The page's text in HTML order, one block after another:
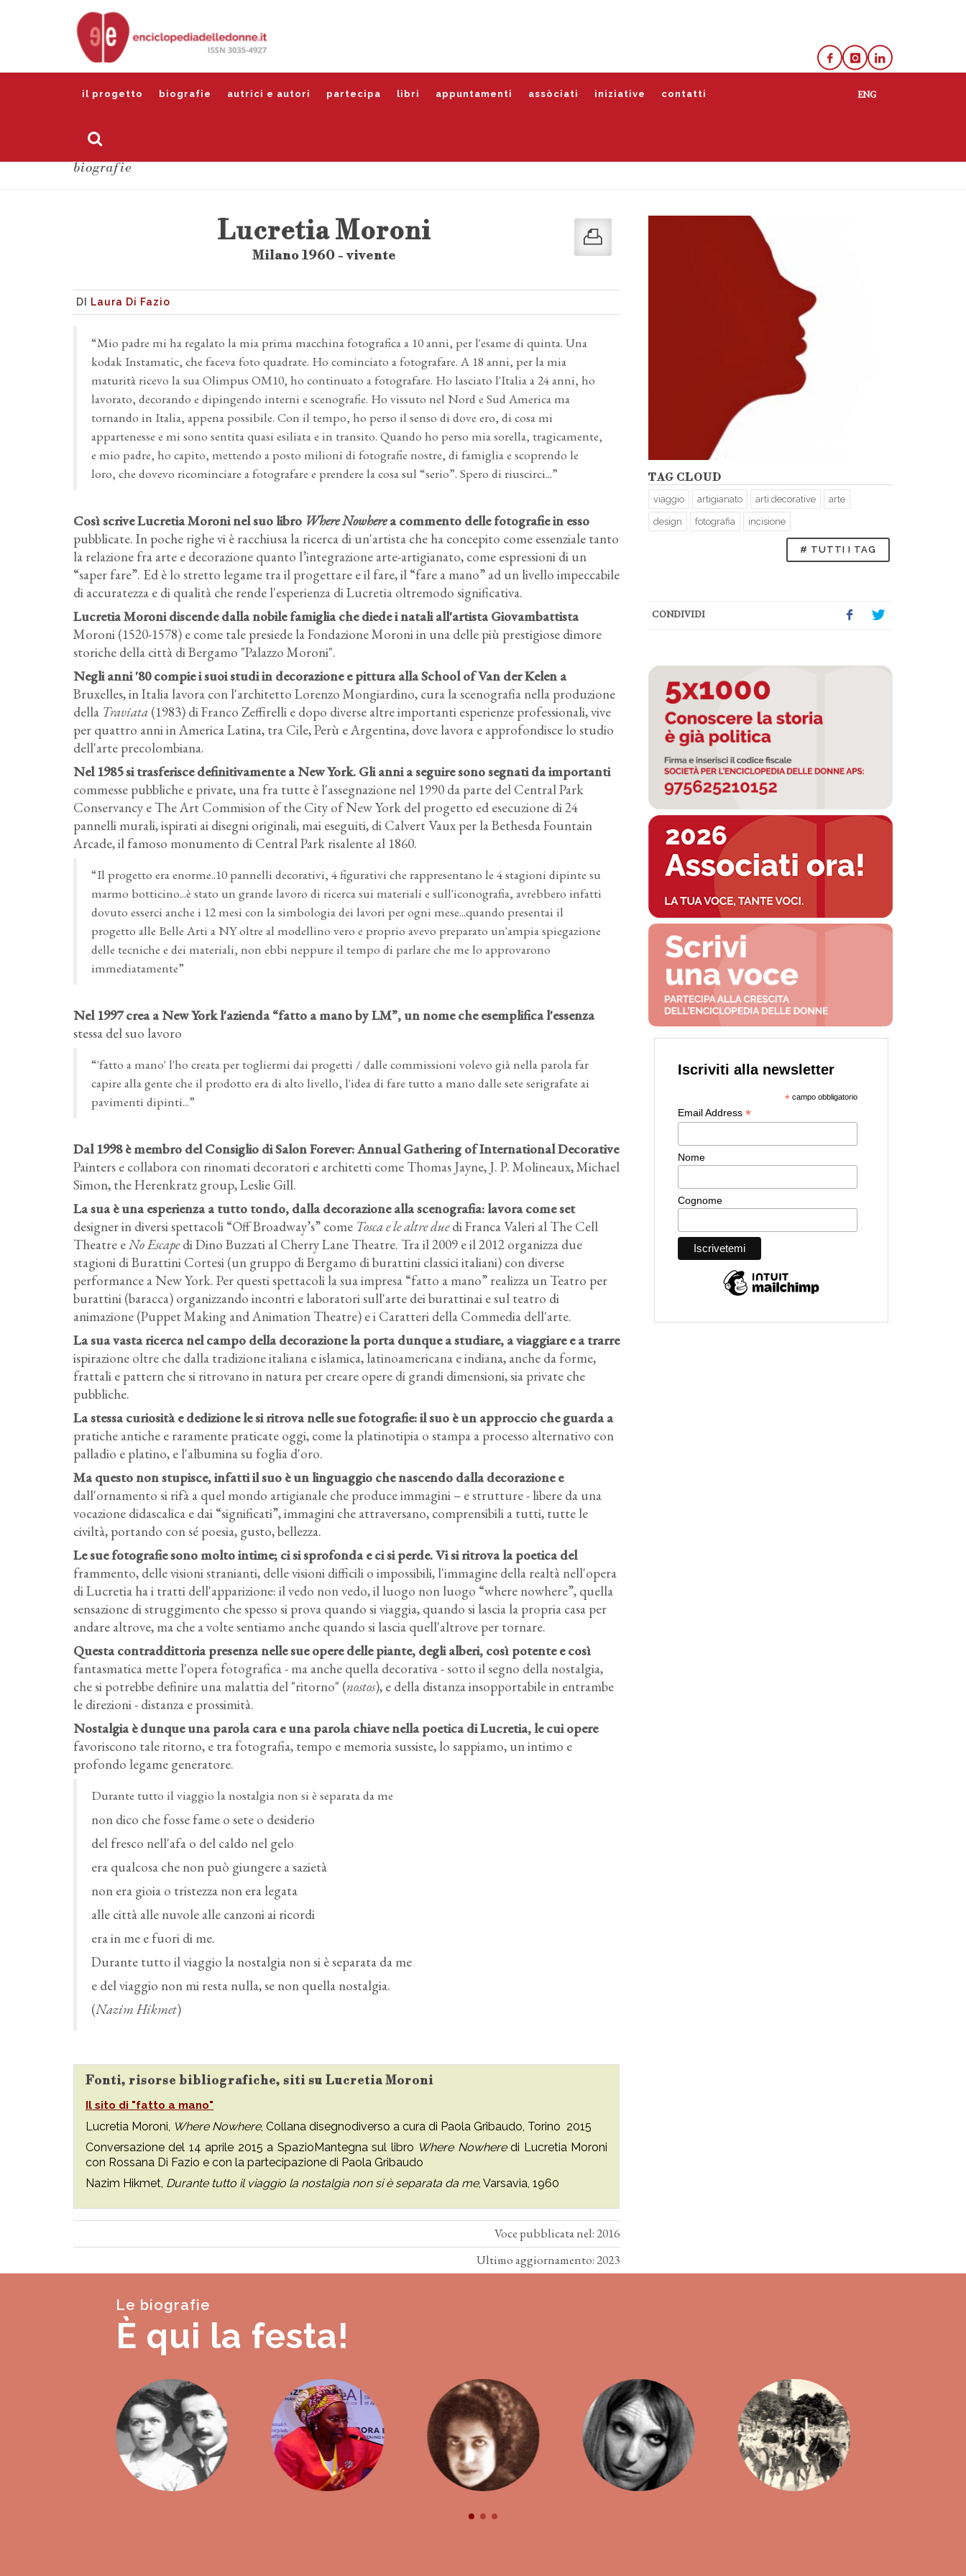
il progetto biografie autrici e autori partecipa libri appuntamenti assòciati iniziative contatti
biografie
TAG CLOUD
viaggio artigianato arti decorative arte
design fotografia incisione
# TUTTI I TAG
CONDIVIDI
Lucretia Moroni
Milano 1960 - vivente
DI Laura Di Fazio
“Mio padre mi ha regalato la mia prima macchina fotografica a 10 anni, per l'esame di quinta. Una
kodak Instamatic, che faceva foto quadrate. Ho cominciato a fotografare. A 18 anni, per la mia
maturità ricevo la sua Olimpus OM10, ho continuato a fotografare. Ho lasciato l'Italia a 24 anni, ho
lavorato, decorando e dipingendo interni e scenografie. Ho vissuto nel Nord e Sud America ma
tornando in Italia, appena possibile. Con il tempo, ho perso il senso di dove ero, di cosa mi
appartenesse e mi sono sentita quasi esiliata e in transito. Quando ho perso mia sorella, tragicamente,
e mio padre, ho capito, mettendo a posto milioni di fotografie nostre, di famiglia e scoprendo le
loro, che dovevo ricominciare a fotografare e prendere la cosa sul “serio”. Spero di riuscirci...”
Così scrive Lucretia Moroni nel suo libro Where Nowherea commento delle fotografie in esso
pubblicate. In poche righe vi è racchiusa la ricerca di un'artista che ha concepito come essenziale tanto
la relazione fra arte e decorazione quanto l’integrazione arte-artigianato, come espressioni di un
“saper fare”. Ed è lo stretto legame tra il progettare e il fare, il “fare a mano” ad un livello impeccabile
di accuratezza e di qualità che rende l'esperienza di Lucretia oltremodo significativa.
Lucretia Moroni discende dalla nobile famiglia che diede i natali all'artista Giovambattista
Moroni (1520-1578) e come tale presiede la Fondazione Moroni in una delle più prestigiose dimore
storiche della città di Bergamo "Palazzo Moroni".
Negli anni '80 compie i suoi studi in decorazione e pittura alla School of Van der Kelen a
Bruxelles, in Italia lavora con l'architetto Lorenzo Mongiardino, cura la scenografia nella produzione
della Traviata (1983) di Franco Zeffirelli e dopo diverse altre importanti esperienze professionali, vive
per quattro anni in America Latina, tra Cile, Perù e Argentina, dove lavora e approfondisce lo studio
dell'arte precolombiana.
Nel 1985 si trasferisce definitivamente a New York. Gli anni a seguire sono segnati da importanti
commesse pubbliche e private, una fra tutte è l'assegnazione nel 1990 da parte del Central Park
Conservancy e The Art Commision of the City of New York del progetto ed esecuzione di 24
pannelli murali, ispirati ai disegni originali, mai eseguiti, di Calvert Vaux per la Bethesda Fountain
Arcade, il famoso monumento di Central Park risalente al 1860.
“Il progetto era enorme..10 pannelli decorativi, 4 figurativi che rappresentano le 4 stagioni dipinte su
marmo botticino...è stato un grande lavoro di ricerca sui materiali e sull'iconografia, avrebbero infatti
dovuto esserci anche i 12 mesi con la simbologia dei lavori per ogni mese...quando presentai il
progetto alle Belle Arti a NY oltre al modellino vero e proprio avevo preparato un'ampia spiegazione
delle tecniche e dei materiali, non ebbi neppure il tempo di parlare che me lo approvarono
immediatamente”
Nel 1997 crea a New York l'azienda “fatto a mano by LM”, un nome che esemplifica l'essenza
stessa del suo lavoro
“'fatto a mano' l'ho creata per togliermi dai progetti / dalle commissioni volevo già nella parola far
capire alla gente che il prodotto era di alto livello, l'idea di fare tutto a mano dalle sete serigrafate ai
pavimenti dipinti...”
Dal 1998 è membro del Consiglio di Salon Forever: Annual Gathering of International Decorative
Painters e collabora con rinomati decoratori e architetti come Thomas Jayne, J. P. Molineaux, Michael
Simon, the Herenkratz group, Leslie Gill.
La sua è una esperienza a tutto tondo, dalla decorazione alla scenografia: lavora come set
designer in diversi spettacoli “Off Broadway’s” come Tosca e le altre duedi Franca Valeri al The Cell
Theatre eNo Escapedi Dino Buzzati al Cherry Lane Theatre. Tra il 2009 e il 2012 organizza due
stagioni di Burattini Cortesi (un gruppo di Bergamo di burattini classici italiani) con diverse
performance a New York. Per questi spettacoli la sua impresa “fatto a mano” realizza un Teatro per
burattini (baracca) organizzando incontri e laboratori sull'arte dei burattinai e sul teatro di
animazione (Puppet Making and Animation Theatre) e i Caratteri della Commedia dell'arte.
La sua vasta ricerca nel campo della decorazione la porta dunque a studiare, a viaggiare e a trarre
ispirazione oltre che dalla tradizione italiana e islamica, latinoamericana e indiana, anche da forme,
frattali e pattern che si ritrovano in natura per creare opere di grandi dimensioni, sia private che
pubbliche.
La stessa curiosità e dedizione le si ritrova nelle sue fotografie: il suo è un approccio che guarda a
pratiche antiche e raramente praticate oggi, come la platinotipia o stampa a processo alternativo con
palladio e platino, e l'albumina su foglia d'oro.
Ma questo non stupisce, infatti il suo è un linguaggio che nascendo dalla decorazione e
dall'ornamento si rifà a quel mondo artigianale che produce immagini – e strutture - libere da una
vocazione didascalica e dai “significati”, immagini che attraversano, comprensibili a tutti, tutte le
civiltà, portando con sé poesia, gusto, bellezza.
Le sue fotografie sono molto intime; ci si sprofonda e ci si perde. Vi si ritrova la poetica del
frammento, delle visioni stranianti, delle visioni difficili o impossibili, l'immagine della realtà nell'opera
di Lucretia ha i tratti dell'apparizione: il vedo non vedo, il luogo non luogo “where nowhere”, quella
sensazione di struggimento che spesso si prova quando si viaggia, quando si lascia la propria casa per
andare altrove, ma che a volte sentiamo anche quando si lascia quell'altrove per tornare.
Questa contraddittoria presenza nelle sue opere delle piante, degli alberi, così potente e così
fantasmatica mette l'opera fotografica - ma anche quella decorativa - sotto il segno della nostalgia,
che si potrebbe definire una malattia del "ritorno" (nostos), e della distanza insopportabile in entrambe
le direzioni - distanza e prossimità.
Nostalgia è dunque una parola cara e una parola chiave nella poetica di Lucretia, le cui opere
favoriscono tale ritorno, e tra fotografia, tempo e memoria sussiste, lo sappiamo, un intimo e
profondo legame generatore.
Durante tutto il viaggio la nostalgia non si è separata da me
non dico che fosse fame o sete o desiderio
del fresco nell'afa o del caldo nel gelo
era qualcosa che non può giungere a sazietà
non era gioia o tristezza non era legata
alle città alle nuvole alle canzoni ai ricordi
era in me e fuori di me.
Durante tutto il viaggio la nostalgia non si è separata da me
e del viaggio non mi resta nulla, se non quella nostalgia.
(Nazim Hikmet)
Fonti, risorse bibliografiche, siti su Lucretia Moroni
Il sito di "fatto a mano"
Lucretia Moroni, Where Nowhere, Collana disegnodiverso a cura di Paola Gribaudo, Torino 2015
Conversazione del 14 aprile 2015 a SpazioMantegna sul libro Where Nowheredi Lucretia Moroni
con Rossana Di Fazio e con la partecipazione di Paola Gribaudo
Nazim Hikmet, Durante tutto il viaggio la nostalgia non si è separata da me, Varsavia, 1960
Voce pubblicata nel: 2016
Ultimo aggiornamento: 2023
Le biografie
È qui la festa!